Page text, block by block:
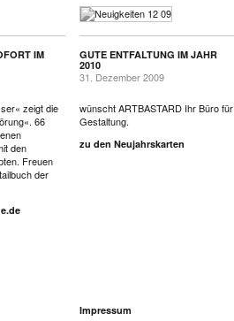
IM
zeigt die
66
den
Freuen
der
GUTE ENTFALTUNG IM JAHR
2010
31. Dezember 2009
wünscht ARTBASTARD Ihr Büro für
Gestaltung.
zu den Neujahrskarten
Impressum